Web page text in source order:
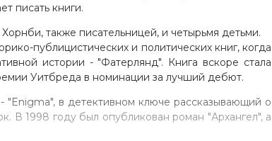
писать книги.
также писательницей, и четырьмя детьми.
публицистических и политических книг, когда
истории - "Фатерлянд". Книга вскоре стала
Уитбреда в номинации за лучший дебют.
в детективном ключе рассказывающий о
В 1998 году был опубликован роман "Архангел", а